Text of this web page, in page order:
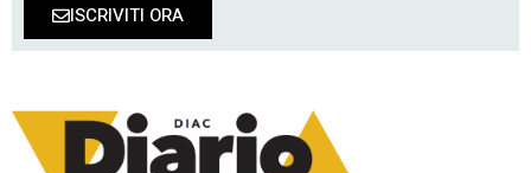
ISCRIVITI ORA